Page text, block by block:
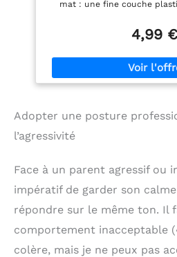
mat : une fine couche
: Rubrique ''important''
essentiels de la journée -
Espace horaire pour noter les
SPECIFIQUES : Pages de
CERTIFICATIONS : PEFC
(impression respectueuse
4,99 €
Adopter une posture
l’agressivité
Face à un parent agressif ou
impératif de garder son
répondre sur le même ton. Il
comportement inacceptable
colère, mais je ne peux pas